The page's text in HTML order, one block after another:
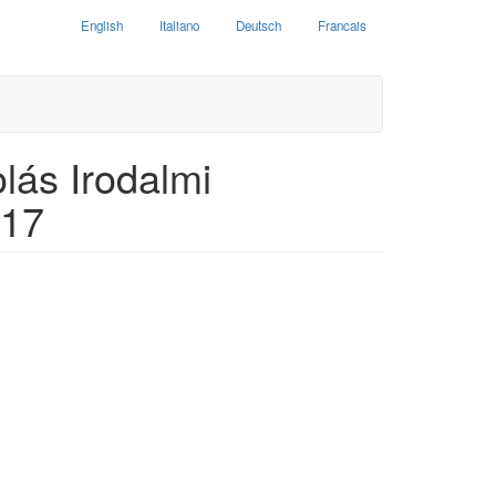
English Italiano Deutsch Francais
Irodalmi